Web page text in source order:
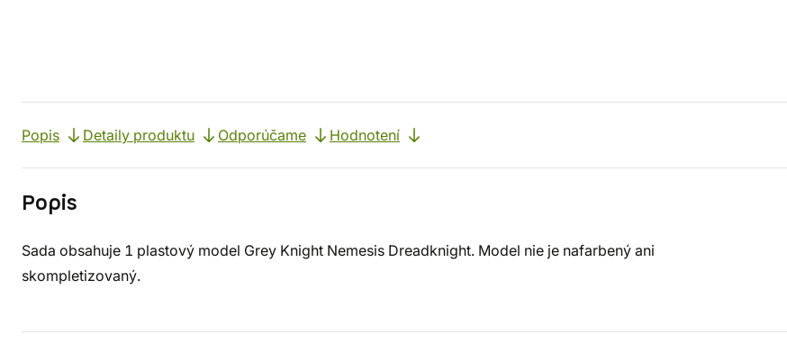
Popis Detaily produktu Odporúčame Hodnotení
Popis
Sada obsahuje 1 plastový model Grey Knight Nemesis Dreadknight. Model nie je nafarbený ani
skompletizovaný.